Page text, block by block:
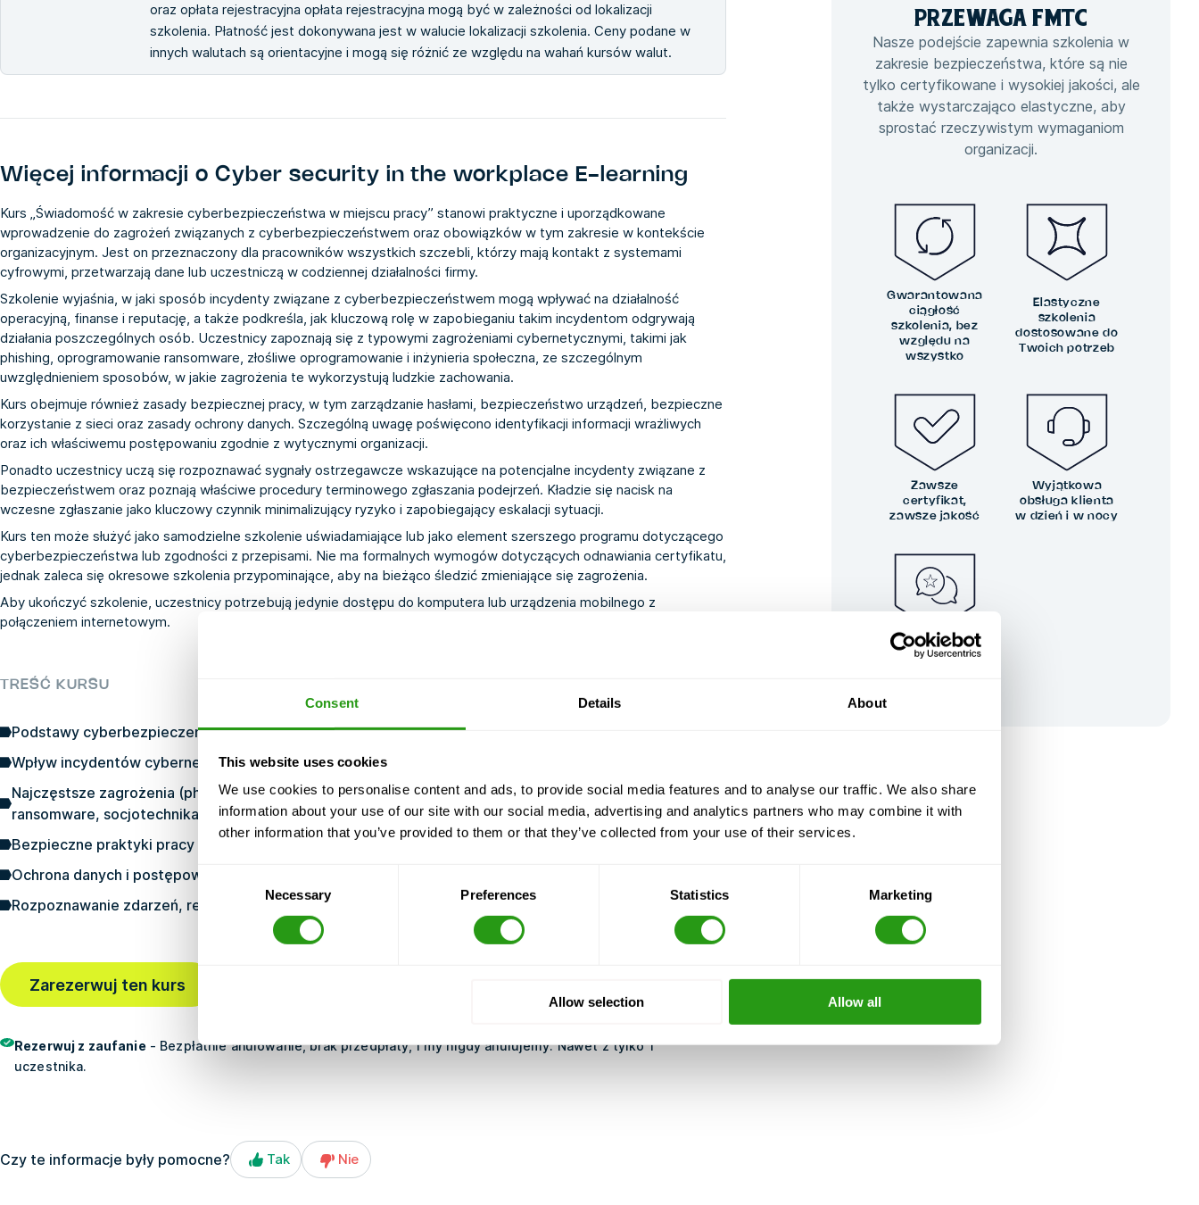
Consent Details About
This website uses cookies
We use cookies to personalise content and ads, to provide social media features and to analyse our traffic. We also share
information about your use of our site with our social media, advertising and analytics partners who may combine it with
other information that you’ve provided to them or that they’ve collected from your use of their services.
Consent
Necessary Preferences Statistics Marketing
Allow selection Allow all
oraz opłata rejestracyjna opłata rejestracyjna mogą być w zależności od lokalizacji
szkolenia. Płatność jest dokonywana jest w walucie lokalizacji szkolenia. Ceny podane w
innych walutach są orientacyjne i mogą się różnić ze względu na wahań kursów walut.
Więcej informacji oCyber security in the workplace E-learning
Kurs „Świadomość w zakresie cyberbezpieczeństwa w miejscu pracy” stanowi praktyczne i uporządkowane
wprowadzenie do zagrożeń związanych z cyberbezpieczeństwem oraz obowiązków w tym zakresie w kontekście
organizacyjnym. Jest on przeznaczony dla pracowników wszystkich szczebli, którzy mają kontakt z systemami
cyfrowymi, przetwarzają dane lub uczestniczą w codziennej działalności firmy.
Szkolenie wyjaśnia, w jaki sposób incydenty związane z cyberbezpieczeństwem mogą wpływać na działalność
operacyjną, finanse i reputację, a także podkreśla, jak kluczową rolę w zapobieganiu takim incydentom odgrywają
działania poszczególnych osób. Uczestnicy zapoznają się z typowymi zagrożeniami cybernetycznymi, takimi jak
phishing, oprogramowanie ransomware, złośliwe oprogramowanie i inżynieria społeczna, ze szczególnym
uwzględnieniem sposobów, w jakie zagrożenia te wykorzystują ludzkie zachowania.
Kurs obejmuje również zasady bezpiecznej pracy, w tym zarządzanie hasłami, bezpieczeństwo urządzeń, bezpieczne
korzystanie z sieci oraz zasady ochrony danych. Szczególną uwagę poświęcono identyfikacji informacji wrażliwych
oraz ich właściwemu postępowaniu zgodnie z wytycznymi organizacji.
Ponadto uczestnicy uczą się rozpoznawać sygnały ostrzegawcze wskazujące na potencjalne incydenty związane z
bezpieczeństwem oraz poznają właściwe procedury terminowego zgłaszania podejrzeń. Kładzie się nacisk na
wczesne zgłaszanie jako kluczowy czynnik minimalizujący ryzyko i zapobiegający eskalacji sytuacji.
Kurs ten może służyć jako samodzielne szkolenie uświadamiające lub jako element szerszego programu dotyczącego
cyberbezpieczeństwa lub zgodności z przepisami. Nie ma formalnych wymogów dotyczących odnawiania certyfikatu,
jednak zaleca się okresowe szkolenia przypominające, aby na bieżąco śledzić zmieniające się zagrożenia.
Aby ukończyć szkolenie, uczestnicy potrzebują jedynie dostępu do komputera lub urządzenia mobilnego z
połączeniem internetowym.
TREŚĆ KURSU
Podstawy cyberbezpieczeństwa i zagrożenia w miejscu pracy
Wpływ incydentów cybernetycznych na działalność operacyjną i dane
Najczęstsze zagrożenia (phishing, złośliwe oprogramowanie, oprogramowanie
ransomware, socjotechnika)
Bezpieczne praktyki pracy i bezpieczeństwo urządzeń
Ochrona danych i postępowanie z danymi wrażliwymi
Rozpoznawanie zdarzeń, reagowanie na nie i zgłaszanie
Zarezerwuj ten kurs
Rezerwuj z zaufanie- Bezpłatnie anulowanie, brak przedpłaty, i my nigdy anulujemy. Nawet z tylko 1
uczestnika.
Czy te informacje były pomocne? Tak Nie
PRZEWAGA FMTC
Nasze podejście zapewnia szkolenia w
zakresie bezpieczeństwa, które są nie
tylko certyfikowane i wysokiej jakości, ale
także wystarczająco elastyczne, aby
sprostać rzeczywistym wymaganiom
organizacji.
Gwarantowana
ciągłość
szkolenia, bez
względu na
wszystko
Elastyczne
szkolenia
dostosowane do
Twoich potrzeb
Zawsze
certyfikat,
zawsze jakość
Wyjątkowa
obsługa klienta
w dzień i w nocy
Twoja opinia
kształtuje naszą